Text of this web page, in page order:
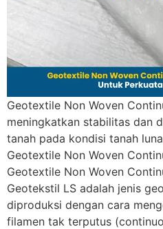
Geotextile Non Woven
meningkatkan stabilitas dan
tanah pada kondisi tanah
Geotextile Non Woven
Geotextile Non Woven
Geotekstil LS adalah jenis
diproduksi dengan cara
filamen tak terputus